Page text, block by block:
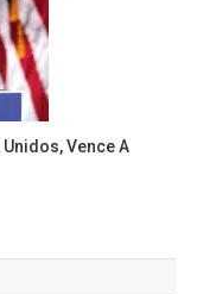
Vence A